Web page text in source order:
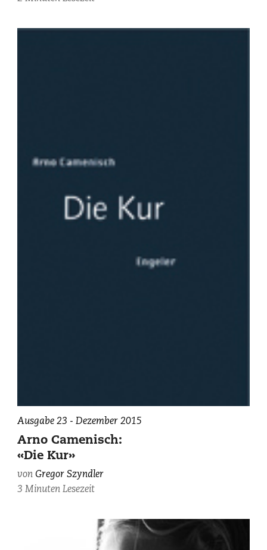
Ausgabe 23 - Dezember 2015
Arno Camenisch:
«Die Kur»
vonGregor Szyndler
3 Minuten Lesezeit